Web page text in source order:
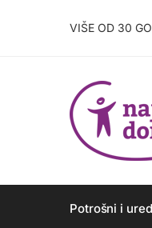
VIŠE OD 30
Potrošni i